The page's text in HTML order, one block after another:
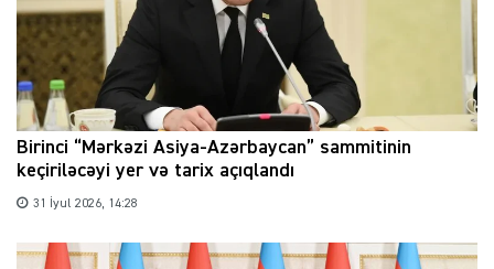
Birinci “Mərkəzi Asiya-Azərbaycan” sammitinin
keçiriləcəyi yer və tarix açıqlandı
31 İyul 2026, 14:28